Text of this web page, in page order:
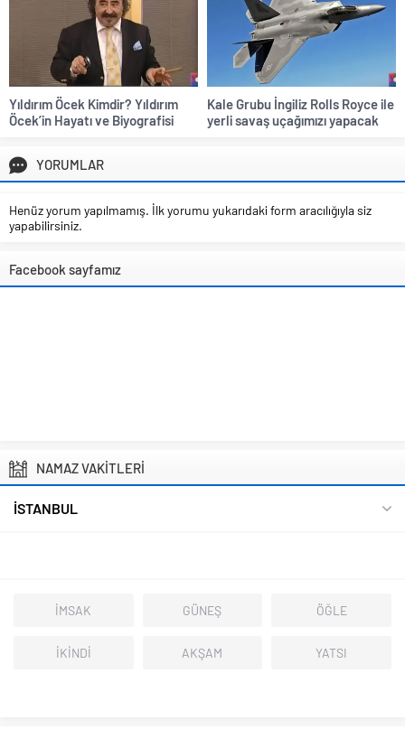
Yıldırım Öcek Kimdir? Yıldırım
Öcek’in Hayatı ve Biyografisi
Kale Grubu İngiliz Rolls Royce ile
yerli savaş uçağımızı yapacak
YORUMLAR
Henüz yorum yapılmamış. İlk yorumu yukarıdaki form aracılığıyla siz
yapabilirsiniz.
Facebook sayfamız
NAMAZ VAKİTLERİ
İSTANBUL
İMSAK GÜNEŞ ÖĞLE
İKİNDİ AKŞAM YATSI